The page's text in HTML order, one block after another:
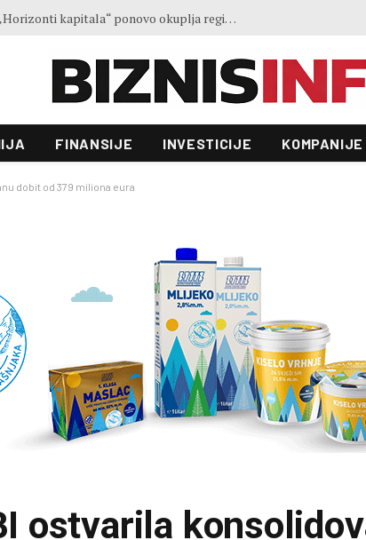
Ministar Forto: Profesionalni vozači ne mogu više čekati – Evropskoj komisiji ponudili smo provodivo rješenje
FINANSIJE INVESTICIJE KOMPANIJE
dobit od 379 miliona eura
ostvarila